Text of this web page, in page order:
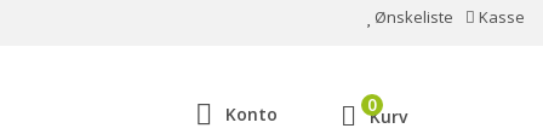
Ønskeliste Kasse
Konto Kurv
0